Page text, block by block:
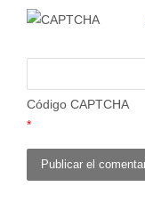
Código CAPTCHA
*